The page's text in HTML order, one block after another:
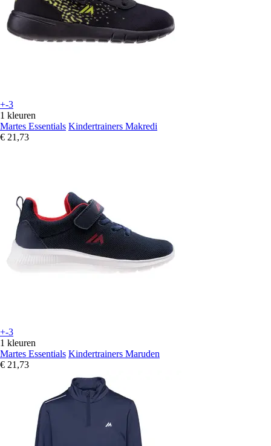
+-3
1 kleuren
Martes Essentials Kindertrainers Makredi
€ 21,73
+-3
1 kleuren
Martes Essentials Kindertrainers Maruden
€ 21,73